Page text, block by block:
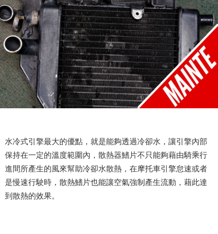
水冷式引擎最大的優點，就是能夠透過冷卻水，讓引擎內部
保持在一定的溫度範圍內，散熱器鰭片不只能夠藉由騎乘行
進間所產生的風來幫助冷卻水散熱，在摩托車引擎怠速或者
是慢速行駛時，散熱鰭片也能讓空氣強制產生流動，藉此達
到散熱的效果。